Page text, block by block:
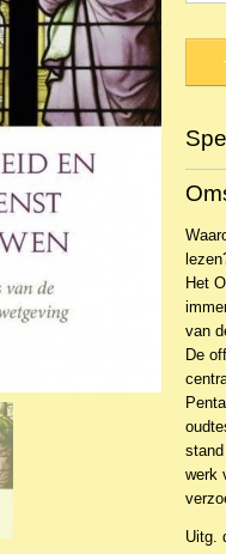
EAN
Het
van
De
werk
Uitg.